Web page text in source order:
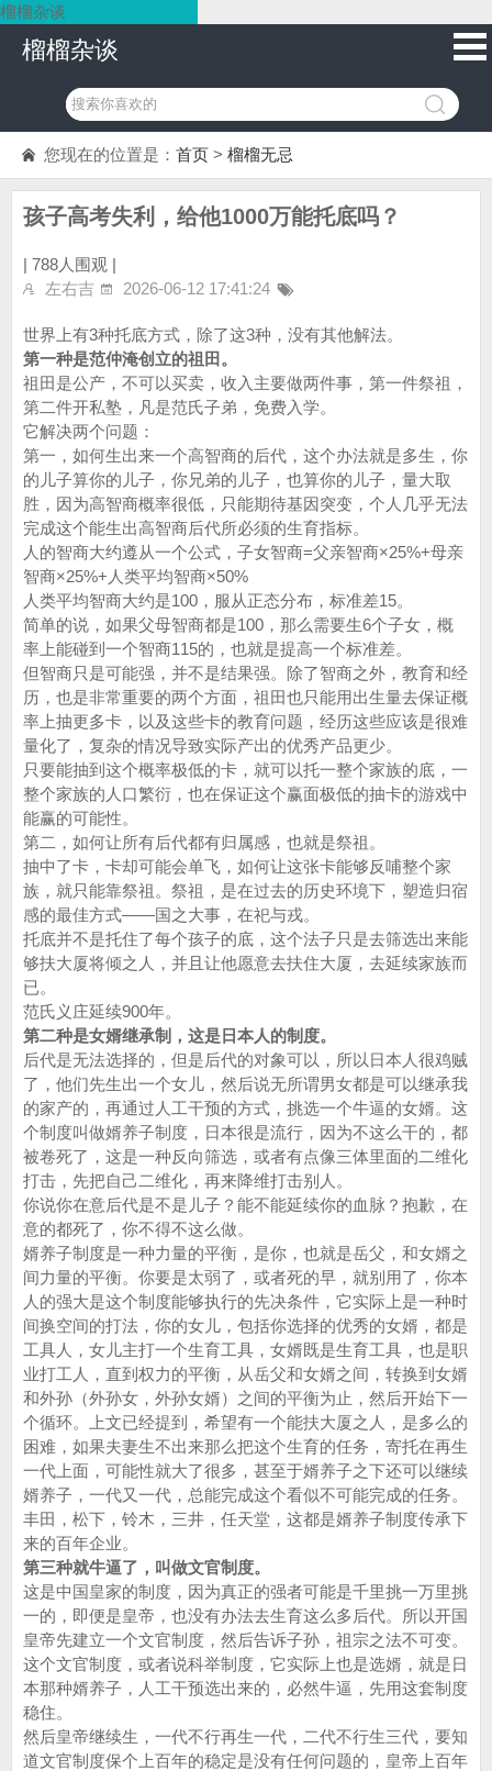
榴榴杂谈
榴榴杂谈
您现在的位置是： 首页 > 榴榴无忌
孩子高考失利，给他1000万能托底吗？
| 788人围观 |
左右吉
2026-06-12 17:41:24
世界上有3种托底方式，除了这3种，没有其他解法。
第一种是范仲淹创立的祖田。
祖田是公产，不可以买卖，收入主要做两件事，第一件祭祖，
第二件开私塾，凡是范氏子弟，免费入学。
它解决两个问题：
第一，如何生出来一个高智商的后代，这个办法就是多生，你
的儿子算你的儿子，你兄弟的儿子，也算你的儿子，量大取
胜，因为高智商概率很低，只能期待基因突变，个人几乎无法
完成这个能生出高智商后代所必须的生育指标。
人的智商大约遵从一个公式，子女智商=父亲智商×25%+母亲
智商×25%+人类平均智商×50%
人类平均智商大约是100，服从正态分布，标准差15。
简单的说，如果父母智商都是100，那么需要生6个子女，概
率上能碰到一个智商115的，也就是提高一个标准差。
但智商只是可能强，并不是结果强。除了智商之外，教育和经
历，也是非常重要的两个方面，祖田也只能用出生量去保证概
率上抽更多卡，以及这些卡的教育问题，经历这些应该是很难
量化了，复杂的情况导致实际产出的优秀产品更少。
只要能抽到这个概率极低的卡，就可以托一整个家族的底，一
整个家族的人口繁衍，也在保证这个赢面极低的抽卡的游戏中
能赢的可能性。
第二，如何让所有后代都有归属感，也就是祭祖。
抽中了卡，卡却可能会单飞，如何让这张卡能够反哺整个家
族，就只能靠祭祖。祭祖，是在过去的历史环境下，塑造归宿
感的最佳方式——国之大事，在祀与戎。
托底并不是托住了每个孩子的底，这个法子只是去筛选出来能
够扶大厦将倾之人，并且让他愿意去扶住大厦，去延续家族而
已。
范氏义庄延续900年。
第二种是女婿继承制，这是日本人的制度。
后代是无法选择的，但是后代的对象可以，所以日本人很鸡贼
了，他们先生出一个女儿，然后说无所谓男女都是可以继承我
的家产的，再通过人工干预的方式，挑选一个牛逼的女婿。这
个制度叫做婿养子制度，日本很是流行，因为不这么干的，都
被卷死了，这是一种反向筛选，或者有点像三体里面的二维化
打击，先把自己二维化，再来降维打击别人。
你说你在意后代是不是儿子？能不能延续你的血脉？抱歉，在
意的都死了，你不得不这么做。
婿养子制度是一种力量的平衡，是你，也就是岳父，和女婿之
间力量的平衡。你要是太弱了，或者死的早，就别用了，你本
人的强大是这个制度能够执行的先决条件，它实际上是一种时
间换空间的打法，你的女儿，包括你选择的优秀的女婿，都是
工具人，女儿主打一个生育工具，女婿既是生育工具，也是职
业打工人，直到权力的平衡，从岳父和女婿之间，转换到女婿
和外孙（外孙女，外孙女婿）之间的平衡为止，然后开始下一
个循环。上文已经提到，希望有一个能扶大厦之人，是多么的
困难，如果夫妻生不出来那么把这个生育的任务，寄托在再生
一代上面，可能性就大了很多，甚至于婿养子之下还可以继续
婿养子，一代又一代，总能完成这个看似不可能完成的任务。
丰田，松下，铃木，三井，任天堂，这都是婿养子制度传承下
来的百年企业。
第三种就牛逼了，叫做文官制度。
这是中国皇家的制度，因为真正的强者可能是千里挑一万里挑
一的，即便是皇帝，也没有办法去生育这么多后代。所以开国
皇帝先建立一个文官制度，然后告诉子孙，祖宗之法不可变。
这个文官制度，或者说科举制度，它实际上也是选婿，就是日
本那种婿养子，人工干预选出来的，必然牛逼，先用这套制度
稳住。
然后皇帝继续生，一代不行再生一代，二代不行生三代，要知
道文官制度保个上百年的稳定是没有任何问题的，皇帝上百年